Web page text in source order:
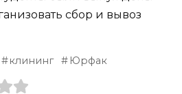
сбор и вывоз
клининг Юрфак